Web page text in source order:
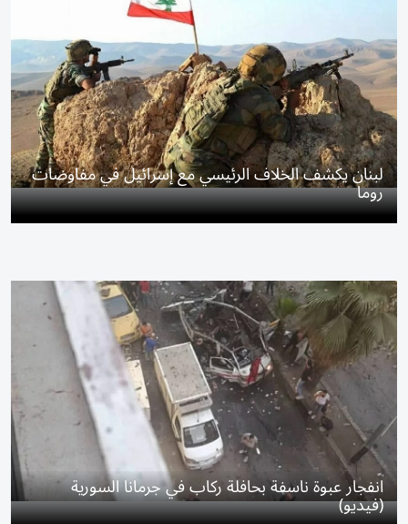
لبنان يكشف الخلاف الرئيسي مع إسرائيل في مفاوضات
روما
انفجار عبوة ناسفة بحافلة ركاب في جرمانا السورية
(فيديو)